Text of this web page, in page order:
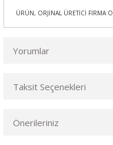
ÜRÜN, ORJİNAL ÜRETİCİ FİRMA
Yorumlar
Taksit Seçenekleri
Önerileriniz